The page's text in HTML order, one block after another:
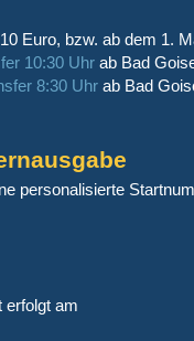
Euro, bzw. ab dem 1.
10:30 Uhrab Bad
8:30 Uhrab Bad
personalisierte
am